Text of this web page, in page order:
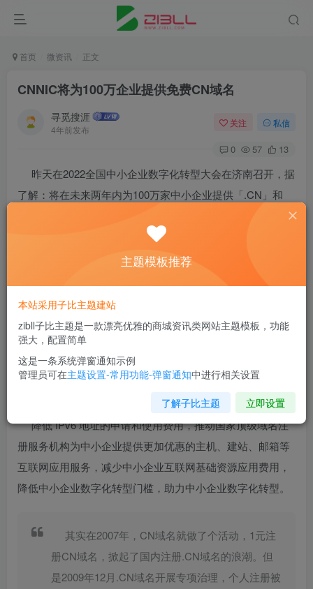
首页 微资讯 正文
CNNIC将为100万企业提供免费CN域名
寻觅搜涯
4年前发布
关注 私信
0 57 13
昨天在2022全国中小企业数字化转型大会在济南召开，据
了解：将在未来两年内为100万家中小企业提供「.CN」和
降低 IPv6 地址的申请和使用费用，推动国家顶级域名注
册服务机构为中小企业提供更加优惠的主机、建站、邮箱等
互联网应用服务，减少中小企业互联网基础资源应用费用，
降低中小企业数字化转型门槛，助力中小企业数字化转型。
其实在2007年，CN域名就做了个活动，1元注
册CN域名，掀起了国内注册.CN域名的浪潮。但
是2009年12月.CN域名开展专项治理，个人注册被
主题模板推荐
本站采用子比主题建站
zibll子比主题是一款漂亮优雅的商城资讯类网站主题模板，功能
强大，配置简单
这是一条系统弹窗通知示例
管理员可在主题设置-常用功能-弹窗通知中进行相关设置
了解子比主题 立即设置